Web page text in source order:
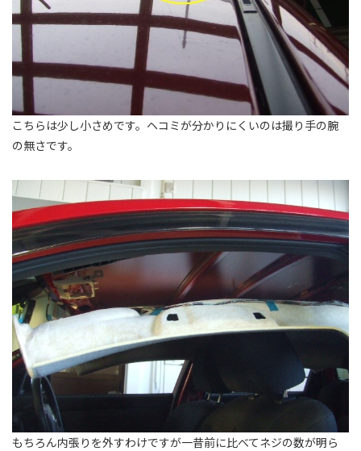
こちらは少し小さめです。ヘコミが分かりにくいのは撮り手の腕
の無さです。
もちろん内張りを外すわけですが一昔前に比べてネジの数が明ら